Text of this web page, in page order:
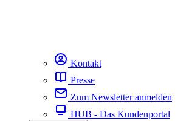
Kontakt
Presse
Zum Newsletter anmelden
HUB - Das Kundenportal